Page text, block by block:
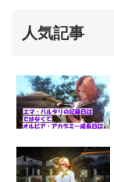
人気記事